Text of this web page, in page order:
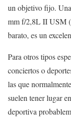
un objetivo fijo.
mm f/2,8L II USM
barato, es un
Para otros tipos
conciertos o
las que
suelen tener lugar
deportiva